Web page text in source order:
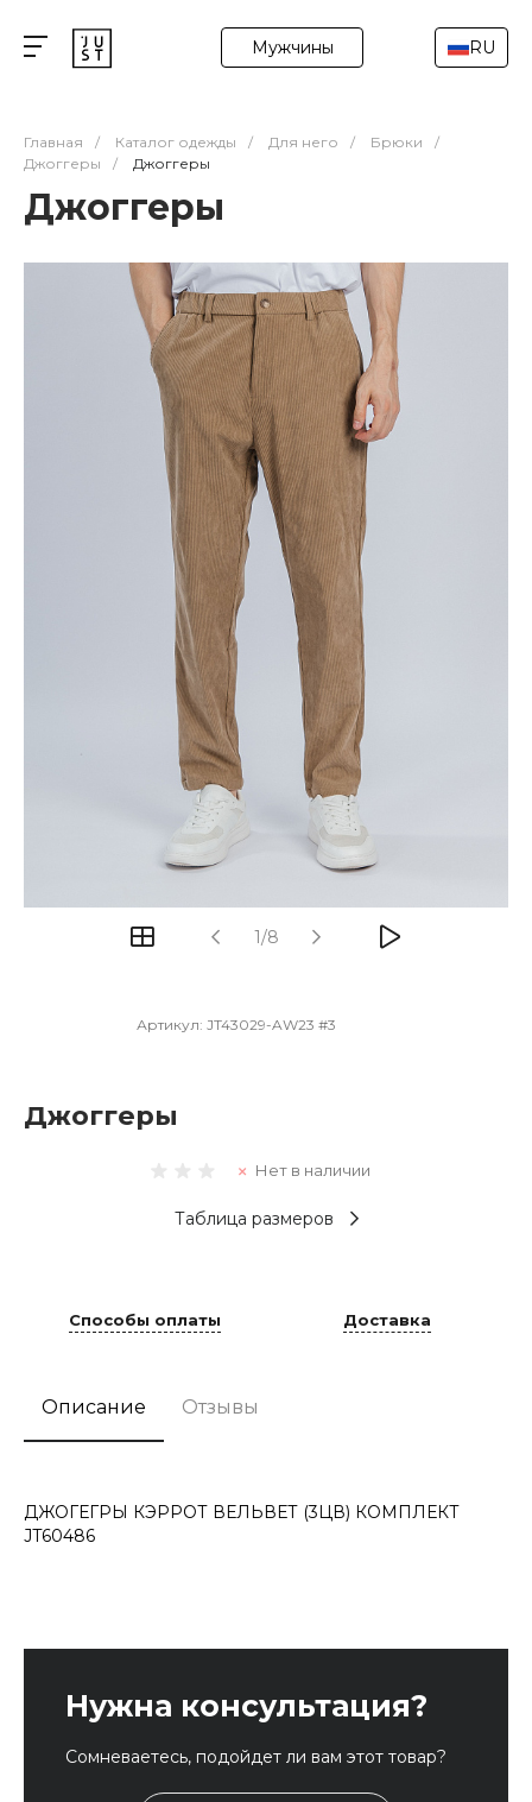
Мужчины RU
Главная / Каталог одежды / Для него / Брюки
/
Джоггеры
/ Джоггеры
Джоггеры
1/8
Артикул: JT43029-AW23 #3
Джоггеры
Нет в наличии
Таблица размеров
Способы оплаты Доставка
Описание Отзывы
ДЖОГЕГРЫ КЭРРОТ ВЕЛЬВЕТ (3ЦВ) КОМПЛЕКТ
JT60486
Нужна консультация?
Сомневаетесь, подойдет ли вам этот товар?